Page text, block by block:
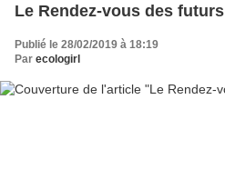
Le Rendez-vous des futurs
Publié le 28/02/2019 à 18:19
Par ecologirl